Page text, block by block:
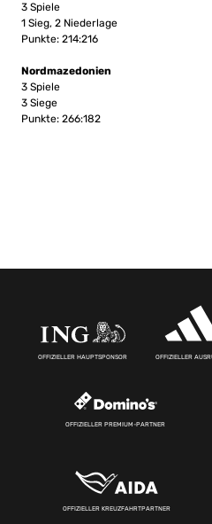
3 Spiele
1 Sieg, 2 Niederlage
Punkte: 214:216
Nordmazedonien
3 Spiele
3 Siege
Punkte: 266:182
OFFIZIELLER HAUPTSPONSOR OFFIZIELLER
OFFIZIELLER PREMIUM-PARTNER
OFFIZIELLER KREUZFAHRTPARTNER